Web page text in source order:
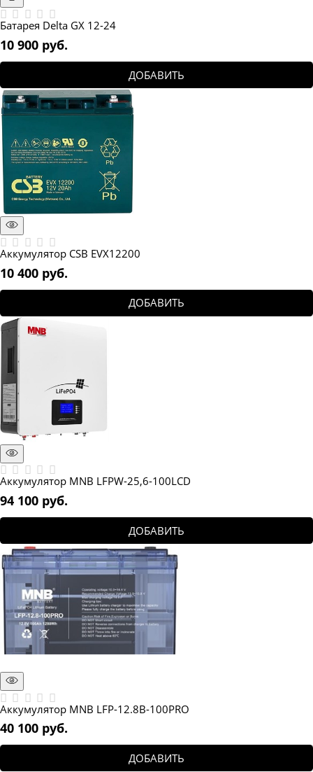
Батарея Delta GX 12-24
10 900 руб.
ДОБАВИТЬ
Аккумулятор CSB EVX12200
10 400 руб.
ДОБАВИТЬ
Аккумулятор MNB LFPW-25,6-100LCD
94 100 руб.
ДОБАВИТЬ
Аккумулятор MNB LFP-12.8В-100PRO
40 100 руб.
ДОБАВИТЬ